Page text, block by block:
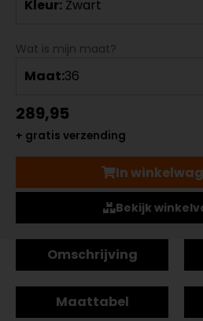
Kleur: Zwart
Wat is mijn maat?
Maat:36
289,95
+ gratis verzending
In
Bekijk
Omschrijving
Maattabel